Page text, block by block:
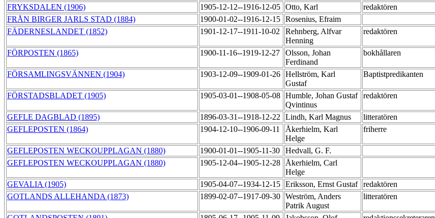
FRYKSDALEN (1906) 1905-12-12--1916-12-05 Otto, Karl redaktören
FRÅN BIRGER JARLS STAD (1884) 1900-01-02--1916-12-15 Rosenius, Efraim
FÄDERNESLANDET (1852) 1901-12-17--1911-10-02
Rehnberg, Alfvar
Henning
redaktören
FÖRPOSTEN (1865) 1900-11-16--1919-12-27
Olsson, Johan
Ferdinand
bokhållaren
FÖRSAMLINGSVÄNNEN (1904) 1903-12-09--1909-01-26 Hellström, Karl
Gustaf
Baptistpredikanten
FÖRSTADSBLADET (1905) 1905-03-01--1908-05-08 Humble, Johan Gustaf
Qvintinus
redaktören
GEFLE DAGBLAD (1895) 1896-03-31--1918-12-22 Lindh, Karl Magnus litteratören
GEFLEPOSTEN (1864) 1904-12-10--1906-09-11
Åkerhielm, Karl
Helge
friherre
GEFLEPOSTEN WECKOUPPLAGAN (1880) 1900-01-01--1905-11-30 Hedvall, G. F.
GEFLEPOSTEN WECKOUPPLAGAN (1880) 1905-12-04--1905-12-28
Åkerhielm, Carl
Helge
GEVALIA (1905) 1905-04-07--1934-12-15 Eriksson, Ernst Gustaf redaktören
GOTLANDS ALLEHANDA (1873) 1899-02-07--1917-09-30 Weström, Anders
Patrik August
litteratören